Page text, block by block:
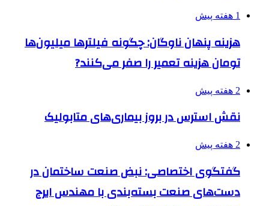
1 هفته پیش
هزینه پنهان ناوگان: چگونه فیلترها میلیون‌ها
تومان هزینه تعمیر را صفر می‌کنند?
2 هفته پیش
نقش استرس در بروز بیماری‌های متابولیک
2 هفته پیش
گفتگوی اختصاصی: نبض صنعت ساختمان در
دست‌های صنعت بسته‌بندی با مهندس ایرج